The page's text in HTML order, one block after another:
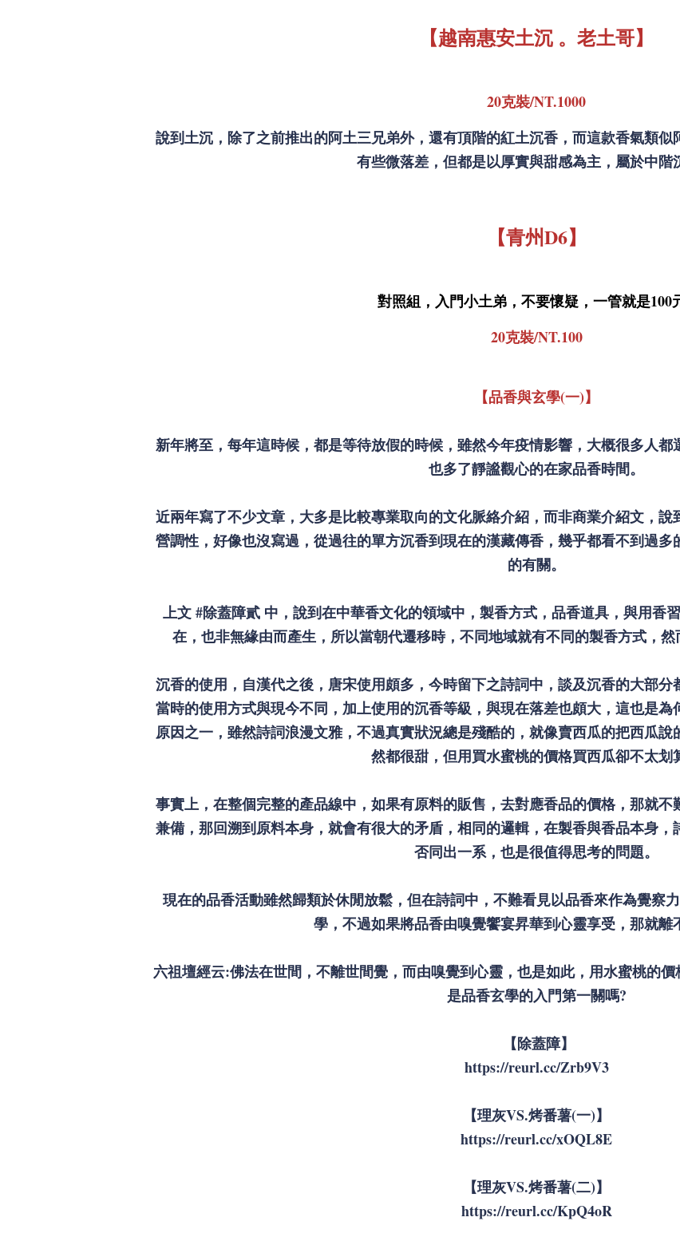
【越南惠安土沉 。老土哥】
20克裝/NT.1000
說到土沉，除了之前推出的阿土三兄弟外，還有頂階的紅土沉香，而這款香氣類
有些微落差，但都是以厚實與甜感為主，屬於中階
【青州D6】
對照組，入門小土弟，不要懷疑，一管就是100
20克裝/NT.100
【品香與玄學(一)】
新年將至，每年這時候，都是等待放假的時候，雖然今年疫情影響，大概很多人都
也多了靜謐觀心的在家品香時間。
近兩年寫了不少文章，大多是比較專業取向的文化脈絡介紹，而非商業介紹文，
營調性，好像也沒寫過，從過往的單方沉香到現在的漢藏傳香，幾乎都看不到過
的有關。
上文#除蓋障貳中，說到在中華香文化的領域中，製香方式，品香道具，與用香
在，也非無緣由而產生，所以當朝代遷移時，不同地域就有不同的製香方式，
沉香的使用，自漢代之後，唐宋使用頗多，今時留下之詩詞中，談及沉香的大部
當時的使用方式與現今不同，加上使用的沉香等級，與現在落差也頗大，這也是
原因之一，雖然詩詞浪漫文雅，不過真實狀況總是殘酷的，就像賣西瓜的把西瓜
然都很甜，但用買水蜜桃的價格買西瓜卻不太划
事實上，在整個完整的產品線中，如果有原料的販售，去對應香品的價格，那就
兼備，那回溯到原料本身，就會有很大的矛盾，相同的邏輯，在製香與香品本身
否同出一系，也是很值得思考的問題。
現在的品香活動雖然歸類於休閒放鬆，但在詩詞中，不難看見以品香來作為覺察
學，不過如果將品香由嗅覺饗宴昇華到心靈享受，那就離
六祖壇經云:佛法在世間，不離世間覺，而由嗅覺到心靈，也是如此，用水蜜桃的
是品香玄學的入門第一關嗎?
【除蓋障】
https://reurl.cc/Zrb9V3
【理灰VS.烤番薯(一)】
https://reurl.cc/xOQL8E
【理灰VS.烤番薯(二)】
https://reurl.cc/KpQ4oR